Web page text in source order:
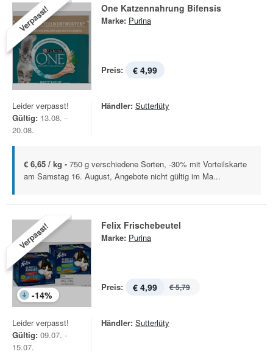
Verpasst! One Katzennahrung Bifensis
Marke: Purina
Preis: € 4,99
Leider verpasst!
Gültig: 13.08. -
20.08.
Händler: Sutterlüty
€ 6,65 / kg - 750 g verschiedene Sorten, -30% mit Vorteilskarte
am Samstag 16. August, Angebote nicht gültig im Ma...
Verpasst!
-14%
Felix Frischebeutel
Marke: Purina
Preis: € 4,99 € 5,79
Leider verpasst!
Gültig: 09.07. -
15.07.
Händler: Sutterlüty